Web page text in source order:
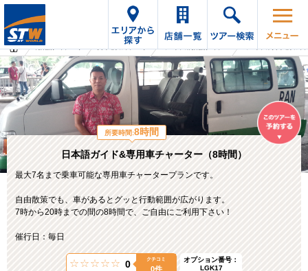
日本語ガイド&専用車チャーター（8時間）
最大7名まで乗車可能な専用車チャータープランです。
自由散策でも、車があるとグッと行動範囲が広がります。
7時から20時までの間の8時間で、ご自由にご利用下さい！
催行日：毎日
0 クチコミ
0件
オプション番号：
LGK17
所要時間:8時間